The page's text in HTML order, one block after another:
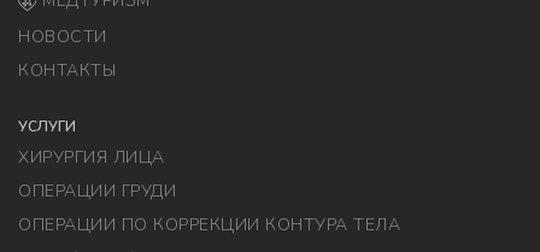
НОВОСТИ
КОНТАКТЫ
УСЛУГИ
ХИРУРГИЯ ЛИЦА
ОПЕРАЦИИ ГРУДИ
ОПЕРАЦИИ ПО КОРРЕКЦИИ КОНТУРА ТЕЛА